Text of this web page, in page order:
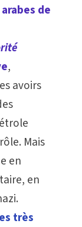
de
,
avoirs
Mais
en
en
très